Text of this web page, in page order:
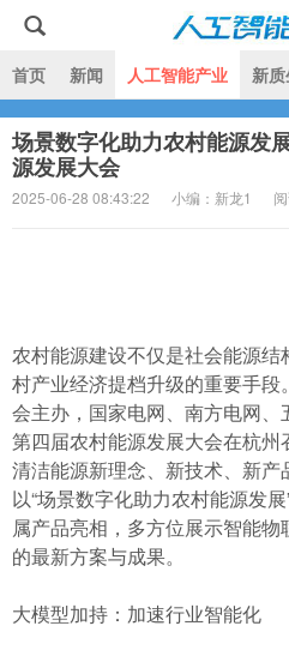
人工智能技术
首页 新闻 人工智能产业 新
场景数字化助力农村能源发
源发展大会
2025-06-28 08:43:22 小编：新龙1
农村能源建设不仅是社会能源
村产业经济提档升级的重要手
会主办，国家电网、南方电网
第四届农村能源发展大会在杭
清洁能源新理念、新技术、新
以“场景数字化助力农村能源发
属产品亮相，多方位展示智能
的最新方案与成果。
大模型加持：加速行业智能化